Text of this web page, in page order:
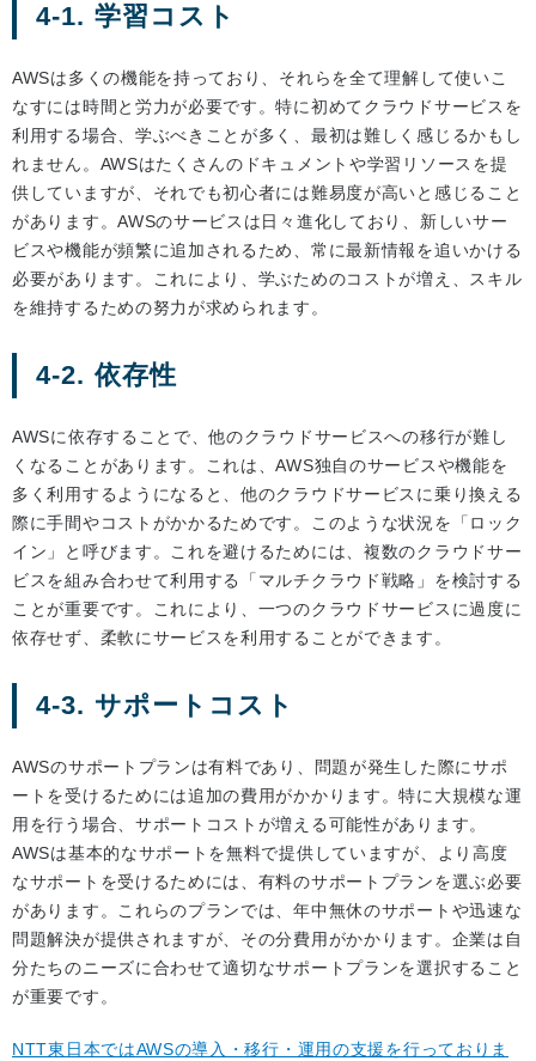
4-1. 学習コスト
AWSは多くの機能を持っており、それらを全て理解して使いこ
なすには時間と労力が必要です。特に初めてクラウドサービスを
利用する場合、学ぶべきことが多く、最初は難しく感じるかもし
れません。AWSはたくさんのドキュメントや学習リソースを提
供していますが、それでも初心者には難易度が高いと感じること
があります。AWSのサービスは日々進化しており、新しいサー
ビスや機能が頻繁に追加されるため、常に最新情報を追いかける
必要があります。これにより、学ぶためのコストが増え、スキル
を維持するための努力が求められます。
4-2. 依存性
AWSに依存することで、他のクラウドサービスへの移行が難し
くなることがあります。これは、AWS独自のサービスや機能を
多く利用するようになると、他のクラウドサービスに乗り換える
際に手間やコストがかかるためです。このような状況を「ロック
イン」と呼びます。これを避けるためには、複数のクラウドサー
ビスを組み合わせて利用する「マルチクラウド戦略」を検討する
ことが重要です。これにより、一つのクラウドサービスに過度に
依存せず、柔軟にサービスを利用することができます。
4-3. サポートコスト
AWSのサポートプランは有料であり、問題が発生した際にサポ
ートを受けるためには追加の費用がかかります。特に大規模な運
用を行う場合、サポートコストが増える可能性があります。
AWSは基本的なサポートを無料で提供していますが、より高度
なサポートを受けるためには、有料のサポートプランを選ぶ必要
があります。これらのプランでは、年中無休のサポートや迅速な
問題解決が提供されますが、その分費用がかかります。企業は自
分たちのニーズに合わせて適切なサポートプランを選択すること
が重要です。
NTT東日本ではAWSの導入・移行・運用の支援を行っておりま